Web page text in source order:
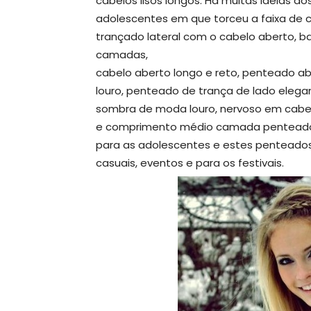
adolescentes em que torceu a faixa de
trançado lateral com o cabelo aberto,
camadas,
cabelo aberto longo e reto, penteado
louro, penteado de trança de lado
sombra de moda louro, nervoso em
e comprimento médio camada
para as adolescentes e estes
casuais, eventos e para os festivais.